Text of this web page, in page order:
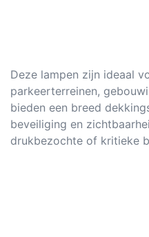
Deze lampen zijn ideaal
parkeerterreinen,
bieden een breed
beveiliging en
drukbezochte of kritieke